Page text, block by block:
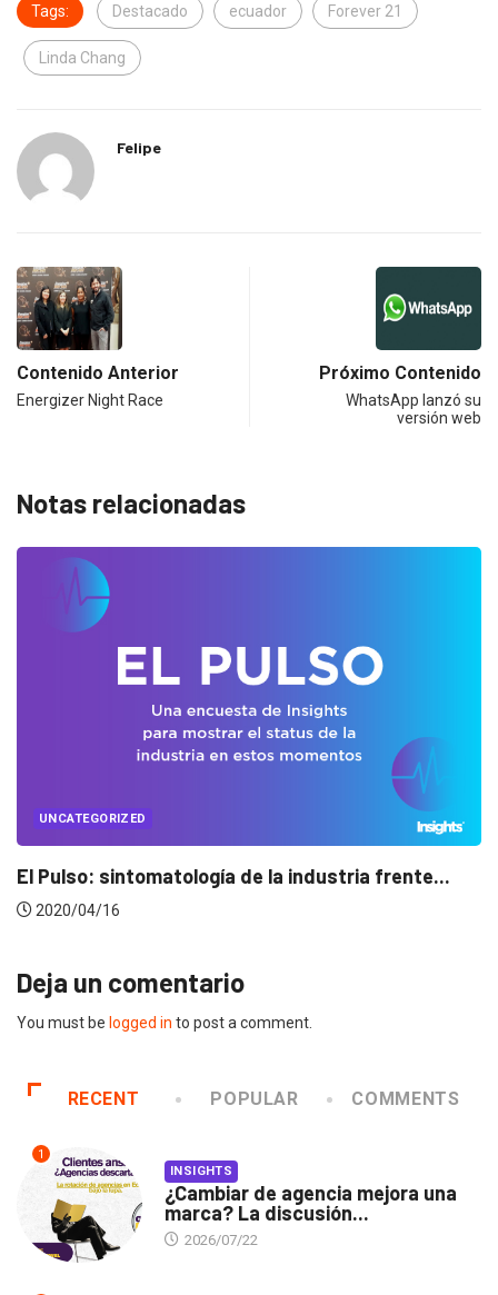
Tags: Destacado ecuador Forever 21
Linda Chang
Felipe
Contenido Anterior
Energizer Night Race
Próximo Contenido
WhatsApp lanzó su
versión web
Notas relacionadas
frente... Conectados en época de pausa
Deja un comentario
You must be logged in to post a comment.
RECENT POPULAR COMMENTS
1
INSIGHTS
¿Cambiar de agencia mejora una
marca? La discusión...
2026/07/22